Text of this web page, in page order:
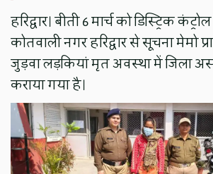
हरिद्वार। बीती 6 मार्च को डिस्ट्रिक
कोतवाली नगर हरिद्वार से सूचना मेमो
जुड़वा लड़कियां मृत अवस्था में जिला
कराया गया है।